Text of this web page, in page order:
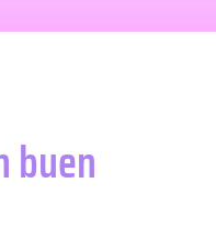
buen